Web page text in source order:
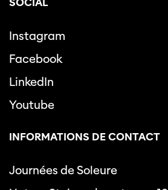
SOCIAL
Instagram
Facebook
LinkedIn
Youtube
INFORMATIONS DE CONTACT
Journées de Soleure